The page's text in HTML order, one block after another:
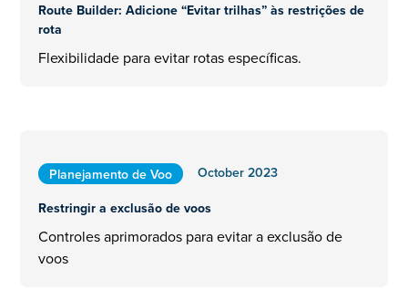
Route Builder: Adicione “Evitar trilhas” às restrições de
rota
Flexibilidade para evitar rotas específicas.
Planejamento de Voo
October 2023
Restringir a exclusão de voos
Controles aprimorados para evitar a exclusão de
voos